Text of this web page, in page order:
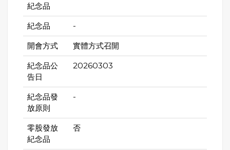
紀念品
紀念品 -
開會方式 實體方式召開
紀念品公
告日
20260303
紀念品發
放原則
-
零股發放
紀念品
否